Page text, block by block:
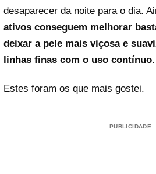
desaparecer da noite para o dia.
ativos conseguem melhorar
deixar a pele mais viçosa e
linhas finas com o uso contínuo.
Estes foram os que mais gostei.
PUBLICIDADE